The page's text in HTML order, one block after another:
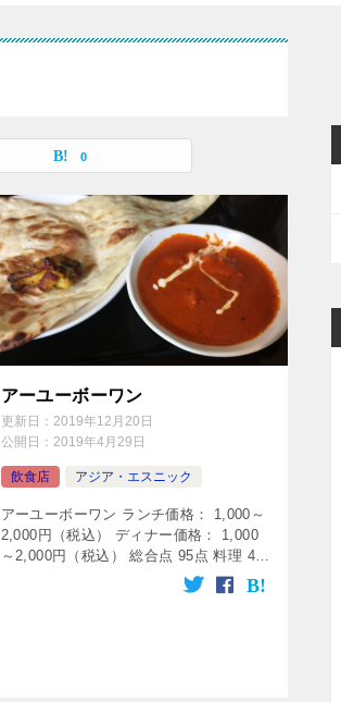
0
アーユーボーワン
更新日： 2019年12月20日
公開日： 2019年4月29日
飲食店 アジア・エスニック
アーユーボーワン ランチ価格： 1,000～
2,000円（税込） ディナー価格： 1,000
～2,000円（税込） 総合点 95点 料理 4.5
口コミ 4.5 コスパ 5.0 アーユーボーワン
に関する情報 柏駅東口よ […]